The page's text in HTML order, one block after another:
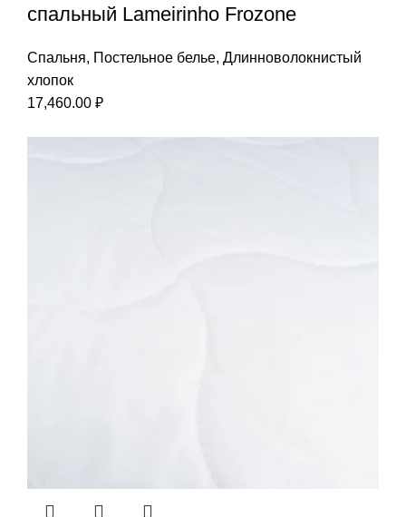
спальный Lameirinho Frozone
Спальня, Постельное белье, Длинноволокнистый
хлопок
17,460.00 ₽